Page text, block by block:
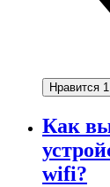
Нравится 1
Как
wifi?